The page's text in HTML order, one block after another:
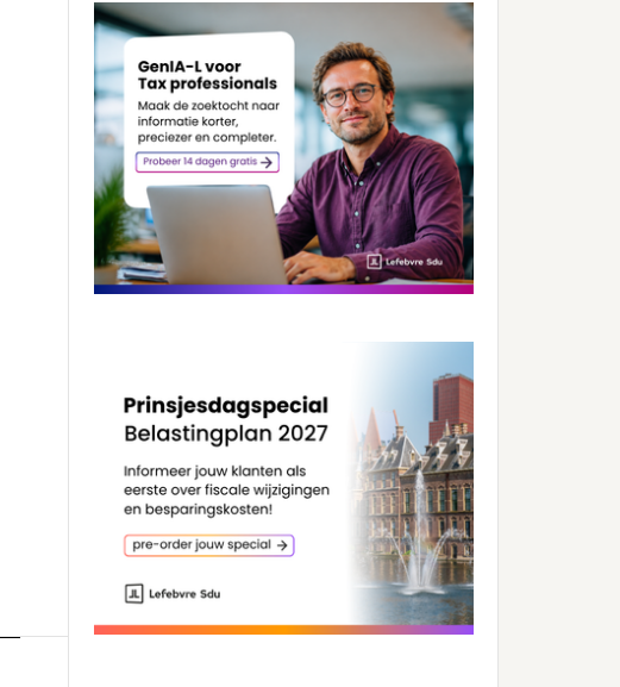
Sidebar